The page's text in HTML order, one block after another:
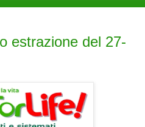
estrazione del 27-